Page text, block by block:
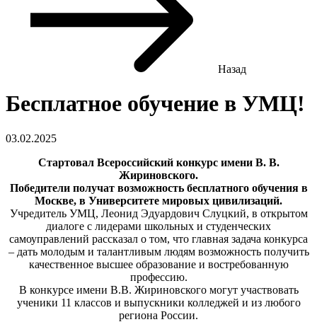
Назад
Бесплатное обучение в УМЦ!
03.02.2025
Стартовал Всероссийский конкурс имени В. В.
Жириновского.
Победители получат возможность бесплатного обучения в
Москве, в Университете мировых цивилизаций.
Учредитель УМЦ, Леонид Эдуардович Слуцкий, в открытом
диалоге с лидерами школьных и студенческих
самоуправлений рассказал о том, что главная задача конкурса
– дать молодым и талантливым людям возможность получить
качественное высшее образование и востребованную
профессию.
В конкурсе имени В.В. Жириновского могут участвовать
ученики 11 классов и выпускники колледжей и из любого
региона России.